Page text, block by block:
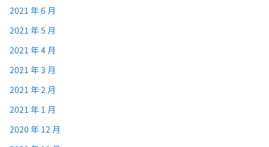
2021 年 6 月
2021 年 5 月
2021 年 4 月
2021 年 3 月
2021 年 2 月
2021 年 1 月
2020 年 12 月